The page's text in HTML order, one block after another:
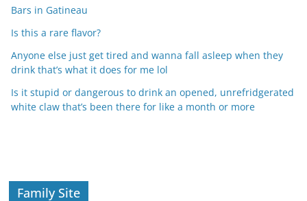
Bars in Gatineau
Is this a rare flavor?
Anyone else just get tired and wanna fall asleep when they
drink that’s what it does for me lol
Is it stupid or dangerous to drink an opened, unrefridgerated
white claw that’s been there for like a month or more
Family Site